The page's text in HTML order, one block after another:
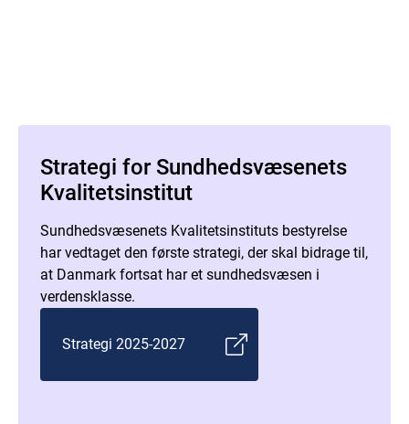
Strategi for Sundhedsvæsenets
Kvalitetsinstitut
Sundhedsvæsenets Kvalitetsinstituts bestyrelse
har vedtaget den første strategi, der skal bidrage til,
at Danmark fortsat har et sundhedsvæsen i
verdensklasse.
Strategi 2025-2027